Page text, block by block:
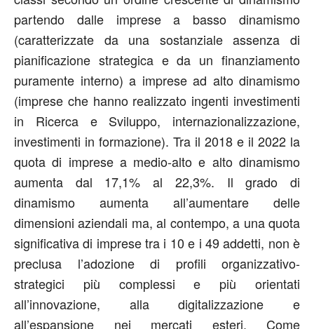
partendo dalle imprese a basso dinamismo
(caratterizzate da una sostanziale assenza di
pianificazione strategica e da un finanziamento
puramente interno) a imprese ad alto dinamismo
(imprese che hanno realizzato ingenti investimenti
in Ricerca e Sviluppo, internazionalizzazione,
investimenti in formazione). Tra il 2018 e il 2022 la
quota di imprese a medio-alto e alto dinamismo
aumenta dal 17,1% al 22,3%. Il grado di
dinamismo aumenta all’aumentare delle
dimensioni aziendali ma, al contempo, a una quota
significativa di imprese tra i 10 e i 49 addetti, non è
preclusa l’adozione di profili organizzativo-
strategici più complessi e più orientati
all’innovazione, alla digitalizzazione e
all’espansione nei mercati esteri. Come